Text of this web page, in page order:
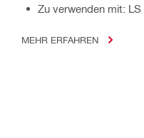
Zu verwenden mit: LS
MEHR ERFAHREN